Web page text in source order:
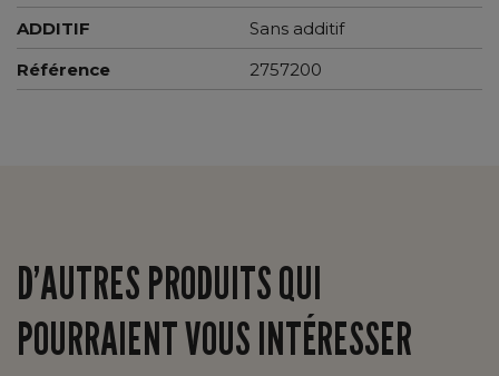
ADDITIF
Sans additif
Référence
2757200
D’AUTRES PRODUITS QUI
POURRAIENT VOUS INTÉRESSER